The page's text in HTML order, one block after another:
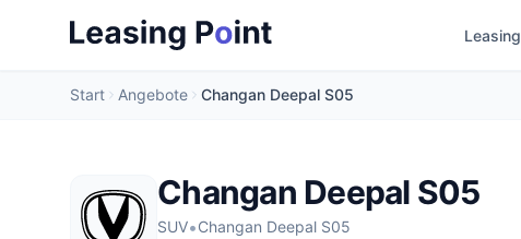
Leasing
Start Angebote Changan Deepal S05
Changan Deepal S05
SUV•Changan Deepal S05